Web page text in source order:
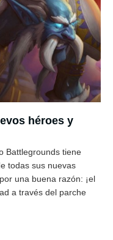
héroes y
Battlegrounds tiene
todas sus nuevas
una buena razón: ¡el
a través del parche